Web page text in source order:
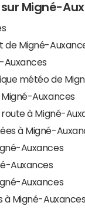
sur Migné-
de Migné-
Auxances
météo de
Migné-Auxances
à Migné-
à Migné-
Auxances
Auxances
Auxances
à Migné-Auxances